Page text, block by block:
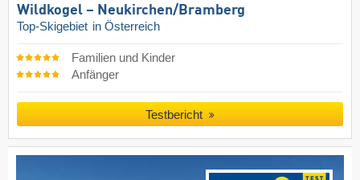
Wildkogel – Neukirchen/​Bramberg
Top-Skigebiet in Österreich
Familien und Kinder
Anfänger
Testbericht